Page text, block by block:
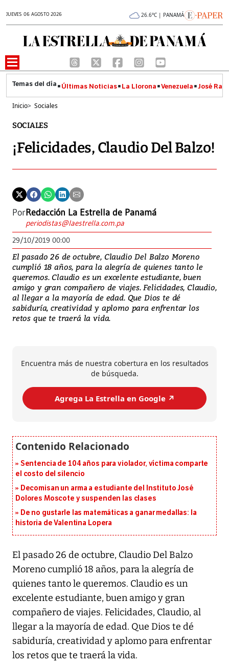
JUEVES 06 AGOSTO 2026 26.6°C | PANAMÁ
Últimas Noticias La Llorona Venezuela José
Inicio> Sociales
SOCIALES
¡Felicidades, Claudio Del Balzo!
PorRedacción La Estrella de Panamá
periodistas@laestrella.com.pa
29/10/2019 00:00
El pasado 26 de octubre, Claudio Del Balzo Moreno
cumplió 18 años, para la alegría de quienes tanto le
queremos. Claudio es un excelente estudiante, buen
amigo y gran compañero de viajes. Felicidades, Claudio,
al llegar a la mayoría de edad. Que Dios te dé
sabiduría, creatividad y aplomo para enfrentar los
retos que te traerá la vida.
Encuentra más de nuestra cobertura en los resultados
de búsqueda.
Agrega La Estrella en Google ↗️
Sentencia de 104 años para violador, víctima comparte
el costo del silencio
Decomisan un arma a estudiante del Instituto José
Dolores Moscote y suspenden las clases
De no gustarle las matemáticas a ganar medallas: la
historia de Valentina Lopera
El pasado 26 de octubre, Claudio Del Balzo
Moreno cumplió 18 años, para la alegría de
quienes tanto le queremos. Claudio es un
excelente estudiante, buen amigo y gran
compañero de viajes. Felicidades, Claudio, al
llegar a la mayoría de edad. Que Dios te dé
sabiduría, creatividad y aplomo para enfrentar
los retos que te traerá la vida.